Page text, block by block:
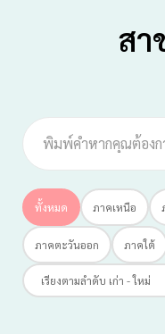
สา
ทั้งหมด ภาคเหนือ
ภาคตะวันออก ภาคใต้